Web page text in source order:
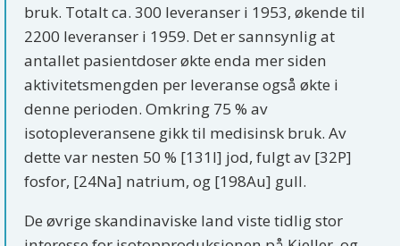
bruk. Totalt ca. 300 leveranser i 1953, økende til
2200 leveranser i 1959. Det er sannsynlig at
antallet pasientdoser økte enda mer siden
aktivitetsmengden per leveranse også økte i
denne perioden. Omkring 75 % av
isotopleveransene gikk til medisinsk bruk. Av
dette var nesten 50 % [131I] jod, fulgt av [32P]
fosfor, [24Na] natrium, og [198Au] gull.
De øvrige skandinaviske land viste tidlig stor